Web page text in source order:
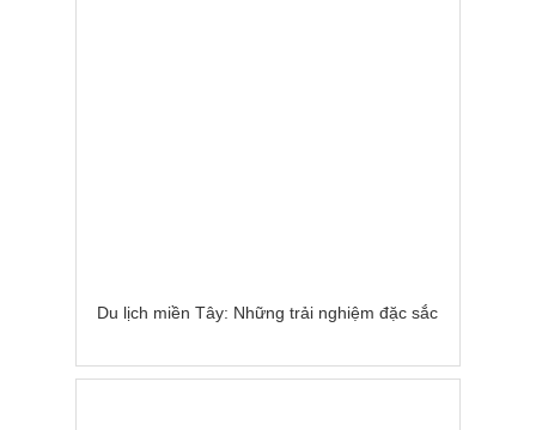
Du lịch miền Tây: Những trải nghiệm đặc sắc